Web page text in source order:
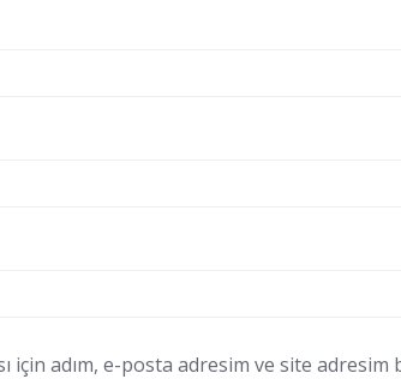
için adım, e-posta adresim ve site adresim